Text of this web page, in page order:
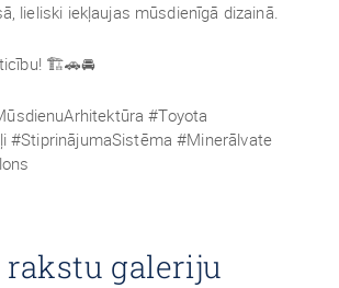
lieliski iekļaujas mūsdienīgā dizainā.
🏗️🚗🚘
#Toyota
#StiprinājumaSistēma #Minerālvate
galeriju